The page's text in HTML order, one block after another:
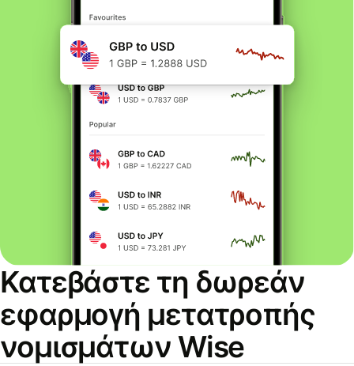
Κατεβάστε τη δωρεάν
εφαρμογή μετατροπής
νομισμάτων Wise